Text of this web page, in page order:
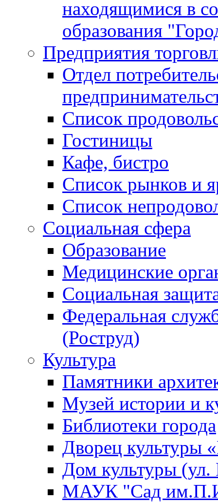
находящимися в
образования
Предприятия
Отдел
Список
Гостиницы
Кафе, бистро
Cписок рынков и
Список
Социальная сфера
Образование
Медицинские
Социальная
Федеральная
(Роструд)
Культура
Памятники
Музей истории и
Библиотеки города
Дворец культуры
Дом культуры (ул.
МАУК "Сад